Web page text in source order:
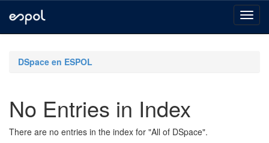
navigationDSpace en ESPOL
No Entries in Index
There are no entries in the index for "All of DSpace".